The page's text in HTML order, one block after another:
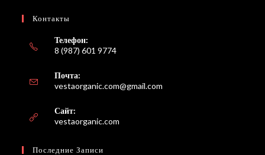
Контакты
Телефон:
8 (987) 601 9774
Почта:
vestaorganic.com@gmail.com
Сайт:
vestaorganic.com
Последние Записи